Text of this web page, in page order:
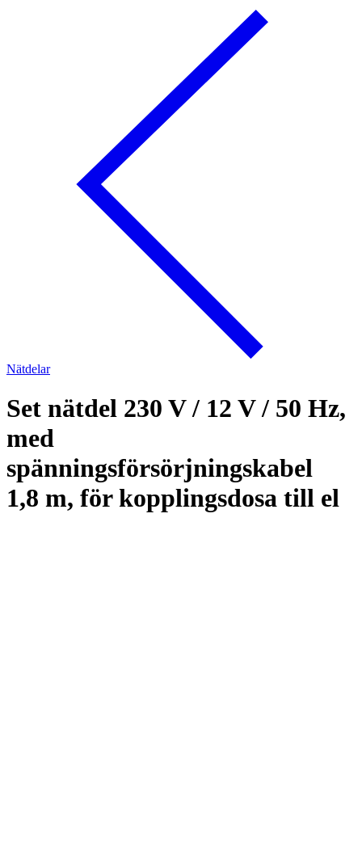
Nätdelar
Set nätdel 230 V / 12 V / 50 Hz,
med
spänningsförsörjningskabel
1,8 m, för kopplingsdosa till el